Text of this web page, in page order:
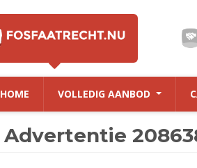
HOME VOLLEDIG AANBOD
Advertentie